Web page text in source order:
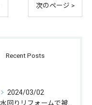
次のページ >
Recent Posts
2024/03/02